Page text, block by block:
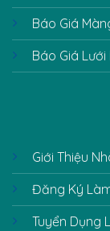
Báo Giá
Báo Giá
Giới Thiệu
Đăng Ký
Tuyển Dụng